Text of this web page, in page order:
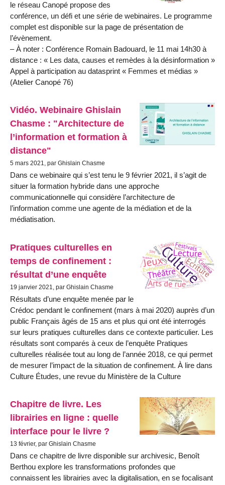
le réseau Canopé propose des
conférence, un défi et une série de webinaires. Le programme
complet est disponible sur la page de présentation de
l’évènement.
– À noter : Conférence Romain Badouard, le 11 mai 14h30 à
distance : « Les data, causes et remèdes à la désinformation »
Appel à participation au datasprint « Femmes et médias »
(Atelier Canopé 76)
Vidéo. Webinaire Ghislain
Chasme : "Architecture de
l’information et formation à
distance"
5 mars 2021, par Ghislain Chasme
Dans ce webinaire qui s’est tenu le 9 février 2021, il s’agit de
situer la formation hybride dans une approche
communicationnelle qui considère l’architecture de
l’information comme une agente de la médiation et de la
médiatisation.
Pratiques culturelles en
temps de confinement :
résultat d’une enquête
19 janvier 2021, par Ghislain Chasme
Résultats d’une enquête menée par le
Crédoc pendant le confinement (mars à mai 2020) auprès d’un
public Français âgés de 15 ans et plus qui ont été interrogés
sur leurs pratiques culturelles dans ce contexte particulier. Les
résultats sont comparés à ceux de l’enquête Pratiques
culturelles réalisée tout au long de l’année 2018, ce qui permet
de mesurer l’impact de la situation de confinement. À lire dans
Culture Études, une revue du Ministère de la Culture
Chapitre de livre. Les
librairies en ligne : quelle
interface pour le livre ?
13 février, par Ghislain Chasme
Dans ce chapitre de livre disponible sur archivesic, Benoît
Berthou explore les transformations profondes que
connaissent les librairies avec la digitalisation, en se focalisant